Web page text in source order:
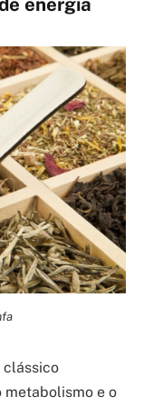
energia
clássico
metabolismo e o